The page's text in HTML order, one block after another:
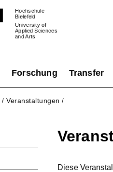
Hochschule
Bielefeld
University of
Applied Sciences
and Arts
Forschung Transfer
/ Veranstaltungen /
Diese